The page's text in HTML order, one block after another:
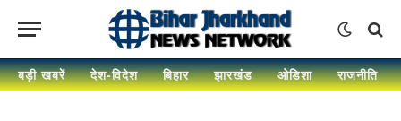
बड़ी खबरें देश-विदेश बिहार झारखंड ओडिशा राजनीति